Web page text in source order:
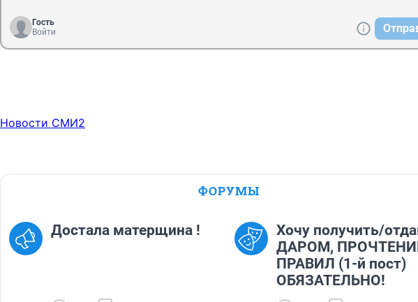
Гость
Войти
Новости СМИ2
ФОРУМЫ
Достала матерщина !
Хочу получить/
ДАРОМ,
ПРАВИЛ (1-й пост)
ОБЯЗАТЕЛЬНО!